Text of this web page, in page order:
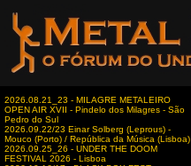
2026.08.21_23 - MILAGRE METALEIRO
OPEN AIR XVII - Pindelo dos Milagres - São
Pedro do Sul
2026.09.22/23 Einar Solberg (Leprous) -
Mouco (Porto) / República da Música (Lisboa)
2026.09.25_26 - UNDER THE DOOM
FESTIVAL 2026 - Lisboa